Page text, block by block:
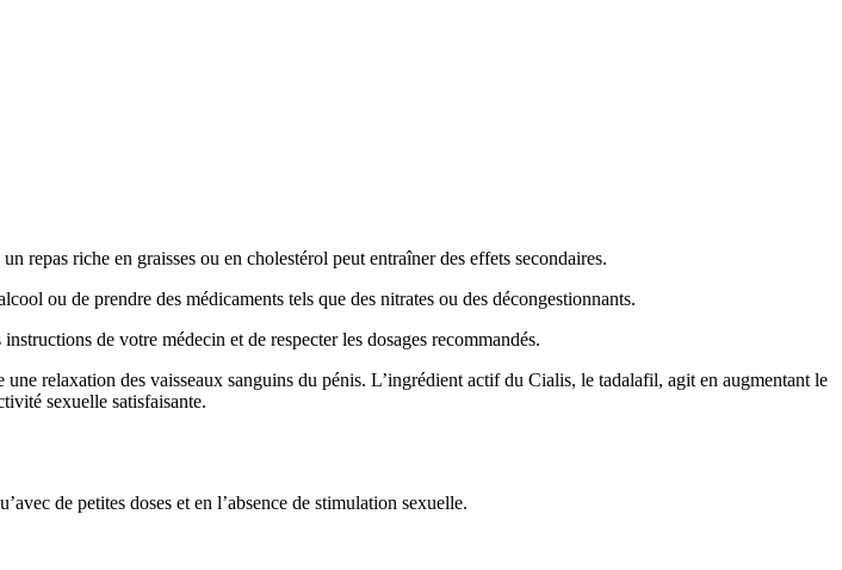
repas riche en graisses ou en cholestérol peut entraîner des effets secondaires.
ou de prendre des médicaments tels que des nitrates ou des décongestionnants.
de votre médecin et de respecter les dosages recommandés.
relaxation des vaisseaux sanguins du pénis. L’ingrédient actif du Cialis, le tadalafil, agit en augmentant le
sexuelle satisfaisante.
de petites doses et en l’absence de stimulation sexuelle.